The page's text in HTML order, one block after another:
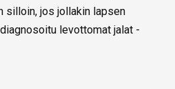
silloin, jos jollakin lapsen
levottomat jalat -